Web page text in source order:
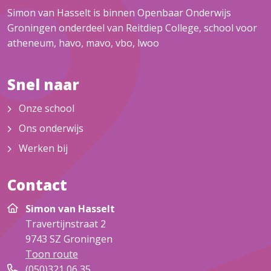
Simon van Hasselt is binnen Openbaar Onderwijs
Groningen onderdeel van Reitdiep College, school voor
atheneum, havo, mavo, vbo, lwoo
Snel naar
Onze school
Ons onderwijs
Werken bij
Contact
Simon van Hasselt
Travertijnstraat 2
9743 SZ Groningen
Toon route